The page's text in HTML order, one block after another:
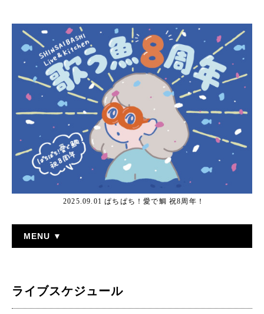
2025.09.01 ぱちぱち！愛で鯛 祝8周年！
MENU ▼
ライブスケジュール